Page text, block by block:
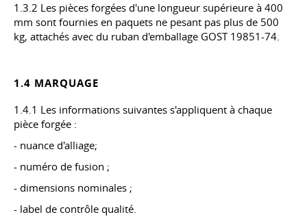
1.3.2 Les pièces forgées d'une longueur supérieure à 400
mm sont fournies en paquets ne pesant pas plus de 500
kg, attachés avec du ruban d'emballage GOST 19851-74.
1.4 MARQUAGE
1.4.1 Les informations suivantes s'appliquent à chaque
pièce forgée :
- nuance d'alliage;
- numéro de fusion ;
- dimensions nominales ;
- label de contrôle qualité.